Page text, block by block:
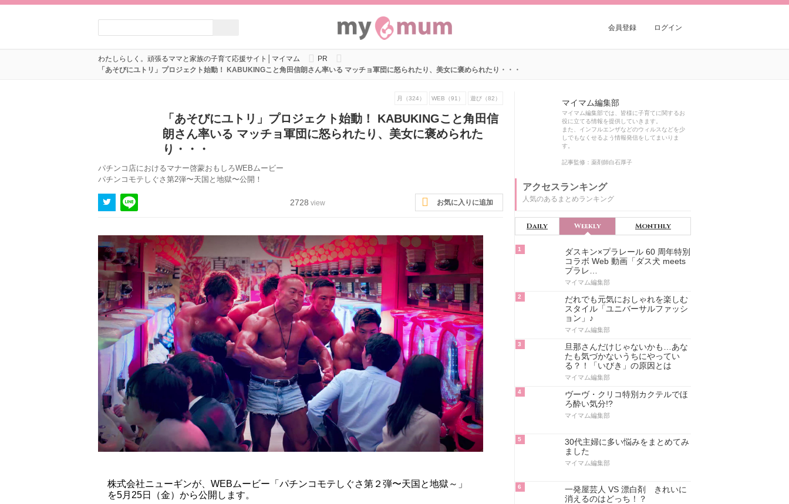
会員登録 ログイン
わたしらしく。頑張るママと家族の子育て応援サイト│マイマム
PR
「あそびにユトリ」プロジェクト始動！ KABUKINGこと角田信朗さん率いる マッチョ軍団に怒られたり、美女に褒められたり・・・
月（324） WEB（91） 遊び（82）
「あそびにユトリ」プロジェクト始動！ KABUKINGこと角田信
朗さん率いる マッチョ軍団に怒られたり、美女に褒められた
り・・・
パチンコ店におけるマナー啓蒙おもしろWEBムービー
パチンコモテしぐさ第2弾〜天国と地獄〜公開！
2728 view お気に入りに追加
株式会社ニューギンが、WEBムービー「パチンコモテしぐさ第２弾〜天国と地獄～」
を5月25日（金）から公開します。
マイマム編集部
マイマム編集部では、皆様に子育てに関するお
役に立てる情報を提供していきます。
また、インフルエンザなどのウィルスなどを少
しでもなくせるよう情報発信をしてまいりま
す。
記事監修：薬剤師白石厚子
アクセスランキング
人気のあるまとめランキング
Daily Weekly Monthly
1
ダスキン×プラレール 60 周年特別
コラボ Web 動画「ダス犬 meets
プラレ…
マイマム編集部
2
だれでも元気におしゃれを楽しむ
スタイル「ユニバーサルファッシ
ョン」♪
マイマム編集部
3
旦那さんだけじゃないかも…あな
たも気づかないうちにやってい
る？！「いびき」の原因とは
マイマム編集部
4
ヴーヴ・クリコ特別カクテルでほ
ろ酔い気分!?
マイマム編集部
5
30代主婦に多い悩みをまとめてみ
ました
マイマム編集部
6
一発屋芸人 VS 漂白剤 きれいに
消えるのはどっち！？